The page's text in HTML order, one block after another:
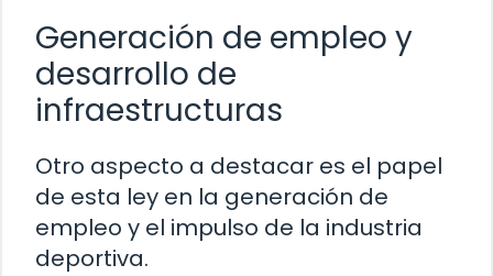
Generación de empleo y
desarrollo de
infraestructuras
Otro aspecto a destacar es el papel
de esta ley en la generación de
empleo y el impulso de la industria
deportiva.